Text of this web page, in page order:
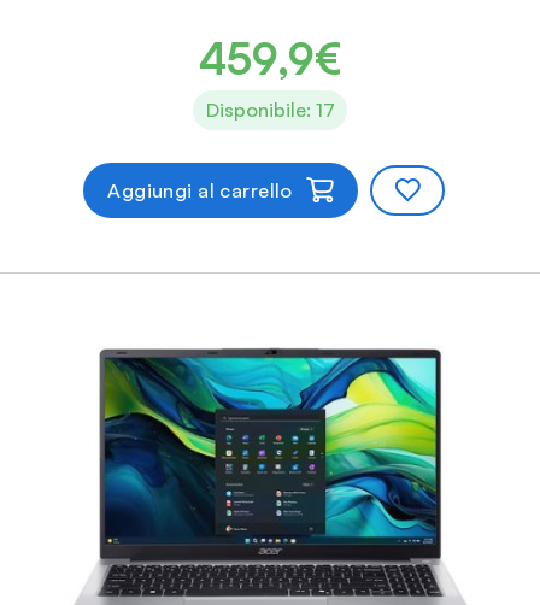
459,9€
Disponibile: 17
Aggiungi al carrello